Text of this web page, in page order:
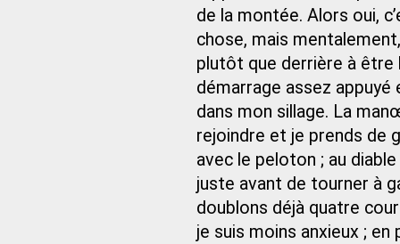
de la montée. Alors oui,
chose, mais
plutôt que derrière à être
démarrage assez
dans mon sillage. La
rejoindre et je prends de
avec le peloton ; au
juste avant de tourner à
doublons déjà quatre
je suis moins anxieux ;